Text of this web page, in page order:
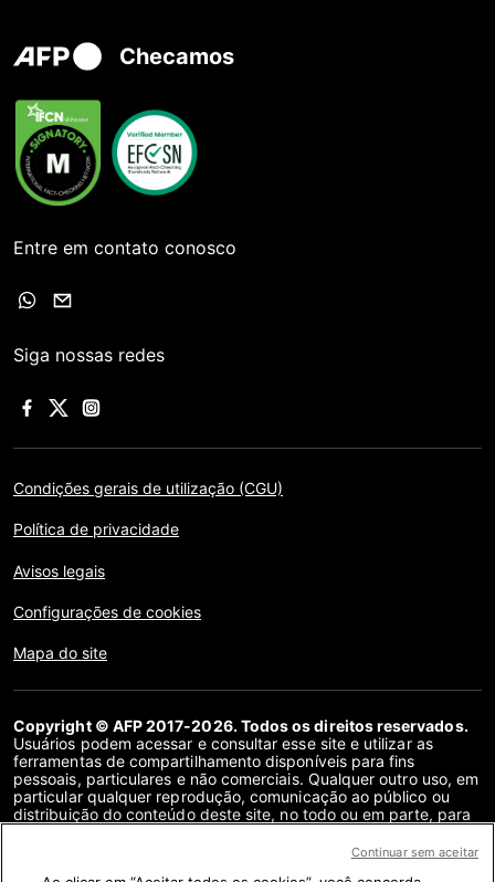
Checamos
Entre em contato conosco
Siga nossas redes
Condições gerais de utilização (CGU)
Política de privacidade
Avisos legais
Configurações de cookies
Mapa do site
Copyright © AFP 2017-2026. Todos os direitos reservados.
Usuários podem acessar e consultar esse site e utilizar as
ferramentas de compartilhamento disponíveis para fins
pessoais, particulares e não comerciais. Qualquer outro uso, em
particular qualquer reprodução, comunicação ao público ou
distribuição do conteúdo deste site, no todo ou em parte, para
contrato de licença específico assinado com a AFP, éContinuar sem aceitar